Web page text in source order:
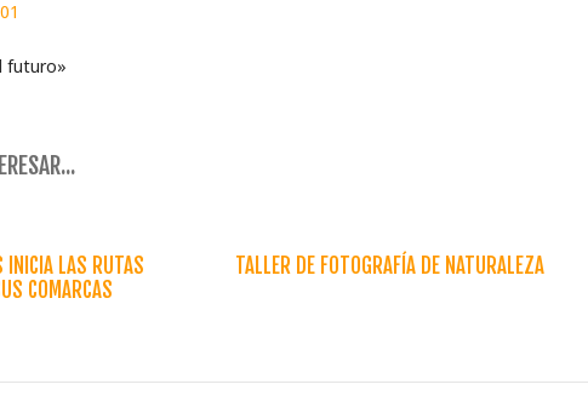
futuro»
INICIA LAS RUTAS
COMARCAS
TALLER DE FOTOGRAFÍA DE NATURALEZA